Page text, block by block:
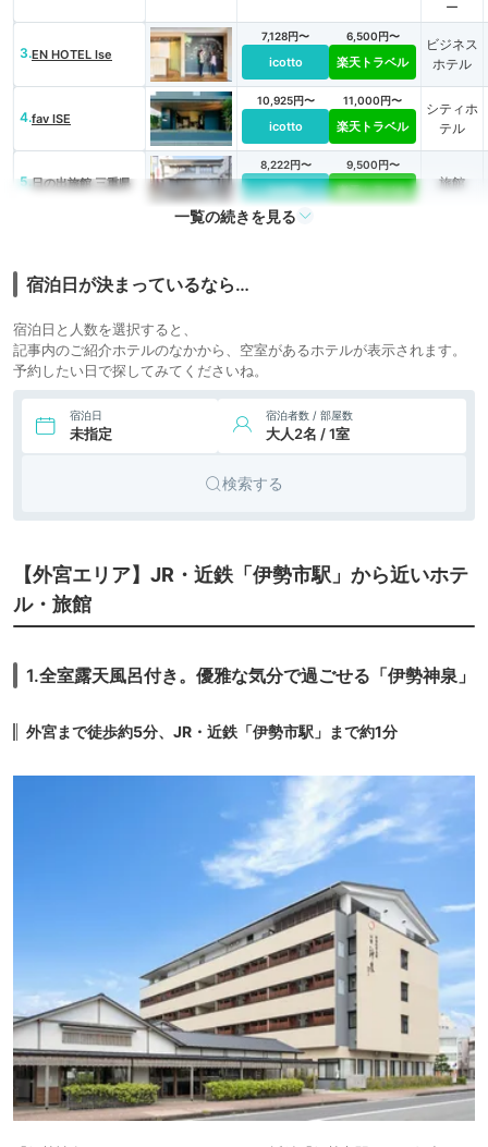
ー
3.EN HOTEL Ise
7,128円〜
icotto
6,500円〜
楽天トラベル
ビジネス
ホテル
4.fav ISE
10,925円〜
icotto
11,000円〜
楽天トラベル
シティホ
テル
5.日の出旅館 三重県
8,222円〜
icotto
9,500円〜
楽天トラベル 旅館
四季乃湯
8.伊勢パールピアホテ
10,553円〜 9,800円〜
伊勢シティホテル
3,700円〜
ホテル
11. いにしえの宿 伊久 icotto 楽天トラベル 旅館
12.参宮の宿 宿屋五十
民宿
14. 伊勢に佇む 王朝浪
宮
27,930円〜 20,000円〜
一覧の続きを見る
宿泊日が決まっているなら…
宿泊日と人数を選択すると、
記事内のご紹介ホテルのなかから、空室があるホテルが表示されます。
予約したい日で探してみてくださいね。
宿泊日
未指定
宿泊者数 / 部屋数
大人2名 / 1室
検索する
【外宮エリア】JR・近鉄「伊勢市駅」から近いホテ
ル・旅館
1.全室露天風呂付き。優雅な気分で過ごせる「伊勢神泉」
外宮まで徒歩約5分、JR・近鉄「伊勢市駅」まで約1分